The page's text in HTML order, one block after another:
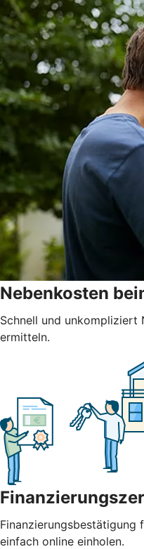
Nebenkosten
Schnell und unkompliziert
ermitteln.
Finanzierungsbestätigung
einfach online einholen.